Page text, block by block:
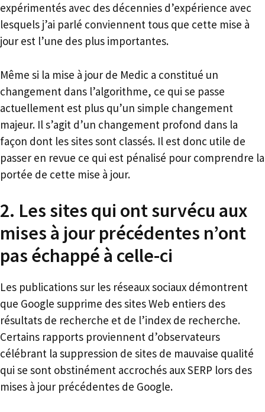
expérimentés avec des décennies d’expérience avec
lesquels j’ai parlé conviennent tous que cette mise à
jour est l’une des plus importantes.
Même si la mise à jour de Medic a constitué un
changement dans l’algorithme, ce qui se passe
actuellement est plus qu’un simple changement
majeur. Il s’agit d’un changement profond dans la
façon dont les sites sont classés. Il est donc utile de
passer en revue ce qui est pénalisé pour comprendre la
portée de cette mise à jour.
2. Les sites qui ont survécu aux
mises à jour précédentes n’ont
pas échappé à celle-ci
Les publications sur les réseaux sociaux démontrent
que Google supprime des sites Web entiers des
résultats de recherche et de l’index de recherche.
Certains rapports proviennent d’observateurs
célébrant la suppression de sites de mauvaise qualité
qui se sont obstinément accrochés aux SERP lors des
mises à jour précédentes de Google.